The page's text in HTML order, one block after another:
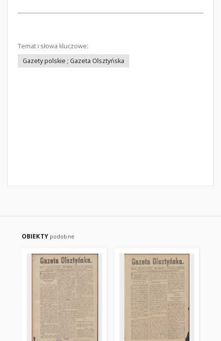
Temat i słowa kluczowe:
Gazety polskie ; Gazeta Olsztyńska
OBIEKTY podobne